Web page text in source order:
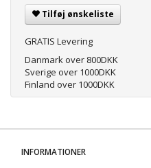
Tilføj ønskeliste
GRATIS Levering
Danmark over 800DKK
Sverige over 1000DKK
Finland over 1000DKK
INFORMATIONER